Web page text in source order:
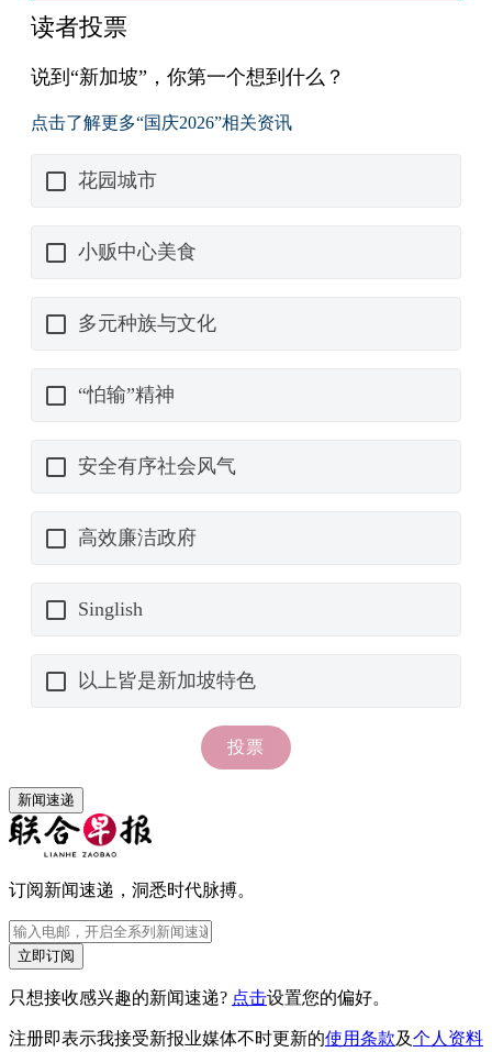
新闻速递
订阅新闻速递，洞悉时代脉搏。
立即订阅
只想接收感兴趣的新闻速递? 点击设置您的偏好。
注册即表示我接受新报业媒体不时更新的使用条款及个人资料